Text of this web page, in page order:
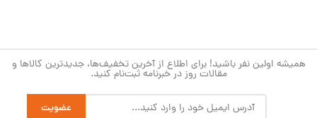
همیشه اولین نفر باشید! برای اطلاع از آخرین تخفیف‌ها، جدیدترین کالاها و
مقالات روز در خبرنامه ثبت‌نام کنید.